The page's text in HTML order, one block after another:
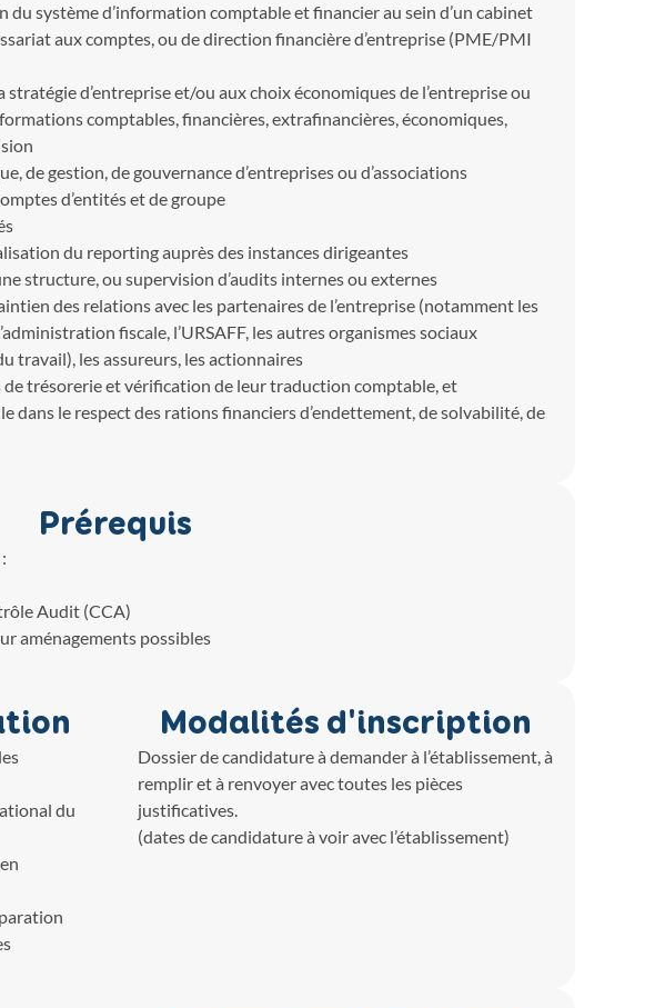
système d’information comptable et financier au sein d’un cabinet
aux comptes, ou de direction financière d’entreprise (PME/PMI
d’entreprise et/ou aux choix économiques de l’entreprise ou
comptables, financières, extrafinancières, économiques,
de gestion, de gouvernance d’entreprises ou d’associations
d’entités et de groupe
du reporting auprès des instances dirigeantes
structure, ou supervision d’audits internes ou externes
des relations avec les partenaires de l’entreprise (notamment les
fiscale, l’URSAFF, les autres organismes sociaux
travail), les assureurs, les actionnaires
de trésorerie et vérification de leur traduction comptable, et
dans le respect des rations financiers d’endettement, de solvabilité, de
Prérequis
Audit (CCA)
aménagements possibles
du
Modalités d'inscription
Dossier de candidature à demander à l’établissement, à
remplir et à renvoyer avec toutes les pièces
justificatives.
(dates de candidature à voir avec l’établissement)